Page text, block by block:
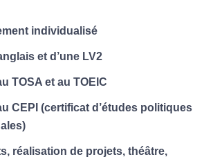
individualisé
et d’une LV2
TOSA et au TOEIC
CEPI (certificat d’études politiques
réalisation de projets, théâtre,